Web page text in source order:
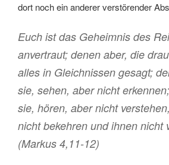
dort noch ein anderer verstörender
Euch ist das Geheimnis des
anvertraut; denen aber, die
alles in Gleichnissen gesagt;
sie, sehen, aber nicht
sie, hören, aber nicht
nicht bekehren und ihnen nicht
(Markus 4,11-12)